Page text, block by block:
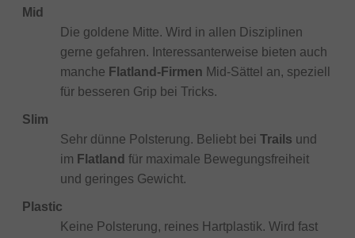
Mid
Die goldene Mitte. Wird in allen Disziplinen
gerne gefahren. Interessanterweise bieten auch
manche Flatland-Firmen Mid-Sättel an, speziell
für besseren Grip bei Tricks.
Slim
Sehr dünne Polsterung. Beliebt bei Trails und
im Flatland für maximale Bewegungsfreiheit
und geringes Gewicht.
Plastic
Keine Polsterung, reines Hartplastik. Wird fast